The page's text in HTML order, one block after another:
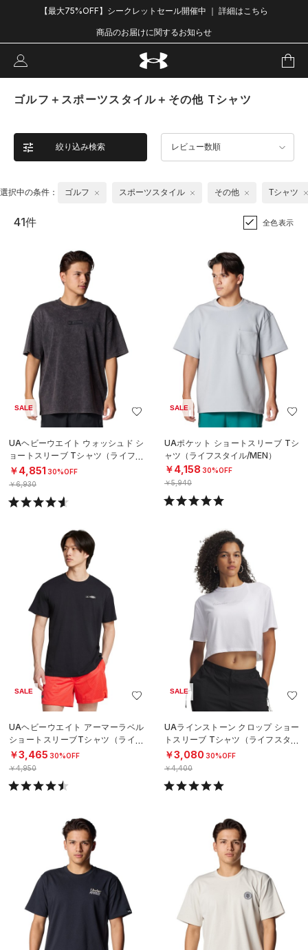
【最大75%OFF】シークレットセール開催中 ｜ 詳細はこちら
商品のお届けに関するお知らせ
ゴルフ＋スポーツスタイル＋その他 Tシャツ
絞り込み検索 レビュー数順
選択中の条件： ゴルフ スポーツスタイル その他 Tシャツ
41件 全色表示
SALE
UAヘビーウエイト ウォッシュド シ
ョートスリーブ Tシャツ（ライフス
タイル/MEN）
￥4,851 30%OFF
￥6,930
SALE
UAポケット ショートスリーブ Tシ
ャツ（ライフスタイル/MEN）
￥4,158 30%OFF
￥5,940
SALE
UAヘビーウエイト アーマーラベル
ショートスリーブTシャツ（ライフ
スタイル/MEN）
￥3,465 30%OFF
￥4,950
SALE
UAラインストーン クロップ ショー
トスリーブ Tシャツ（ライフスタイ
ル/WOMEN）
￥3,080 30%OFF
￥4,400